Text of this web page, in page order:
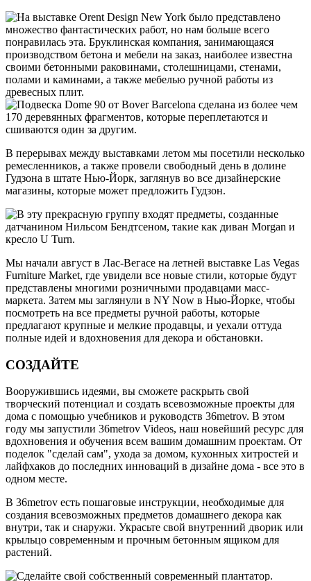
В перерывах между выставками летом мы посетили несколько
ремесленников, а также провели свободный день в долине
Гудзона в штате Нью-Йорк, заглянув во все дизайнерские
магазины, которые может предложить Гудзон.
Мы начали август в Лас-Вегасе на летней выставке Las Vegas
Furniture Market, где увидели все новые стили, которые будут
представлены многими розничными продавцами масс-
маркета. Затем мы заглянули в NY Now в Нью-Йорке, чтобы
посмотреть на все предметы ручной работы, которые
предлагают крупные и мелкие продавцы, и уехали оттуда
полные идей и вдохновения для декора и обстановки.
СОЗДАЙТЕ
Вооружившись идеями, вы сможете раскрыть свой
творческий потенциал и создать всевозможные проекты для
дома с помощью учебников и руководств 36metrov. В этом
году мы запустили 36metrov Videos, наш новейший ресурс для
вдохновения и обучения всем вашим домашним проектам. От
поделок "сделай сам", ухода за домом, кухонных хитростей и
лайфхаков до последних инноваций в дизайне дома - все это в
одном месте.
В 36metrov есть пошаговые инструкции, необходимые для
создания всевозможных предметов домашнего декора как
внутри, так и снаружи. Украсьте свой внутренний дворик или
крыльцо современным и прочным бетонным ящиком для
растений.